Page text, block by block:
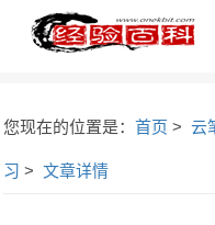
您现在的位置是：首页 >云
习 >文章详情